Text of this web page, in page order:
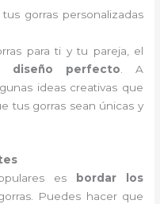
gorras personalizadas
para ti y tu pareja, el
diseño perfecto. A
ideas creativas que
tus gorras sean únicas y
es
bordar los
Puedes hacer que